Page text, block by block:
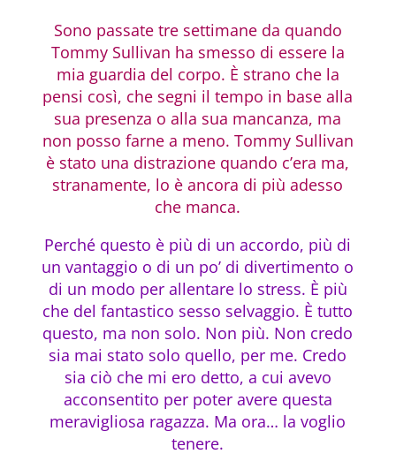
Sono passate tre settimane da quando
Tommy Sullivan ha smesso di essere la
mia guardia del corpo. È strano che la
pensi così, che segni il tempo in base alla
sua presenza o alla sua mancanza, ma
non posso farne a meno. Tommy Sullivan
è stato una distrazione quando c’era ma,
stranamente, lo è ancora di più adesso
che manca.
Perché questo è più di un accordo, più di
un vantaggio o di un po’ di divertimento o
di un modo per allentare lo stress. È più
che del fantastico sesso selvaggio. È tutto
questo, ma non solo. Non più. Non credo
sia mai stato solo quello, per me. Credo
sia ciò che mi ero detto, a cui avevo
acconsentito per poter avere questa
meravigliosa ragazza. Ma ora… la voglio
tenere.